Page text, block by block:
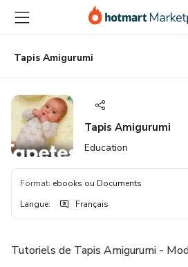
vers
contenu
principal
vers
bas
de
Tapis Amigurumi
Tapis Amigurumi
Education
Format: ebooks ou Documents
Langue: Français
Tutoriels de Tapis Amigurumi -